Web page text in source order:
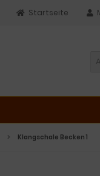
Startseite
Klangschale Becken 1